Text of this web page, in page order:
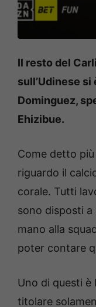
Il resto del
sull’Udinese
Dominguez,
Ehizibue.
Come detto
riguardo il
corale. Tutti
sono disposti a
mano alla
poter contare
Uno di questi
titolare